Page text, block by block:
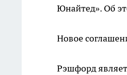
Юнайтед». Об
Новое
Рэшфорд